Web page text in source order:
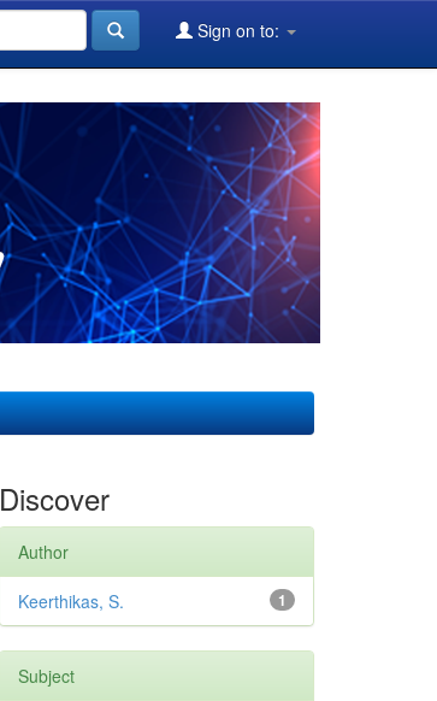
Sign on to:
Discover
Author
1
Keerthikas, S.
Subject